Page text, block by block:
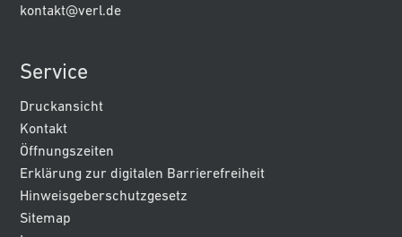
kontakt@verl.de
Service
Druckansicht
Kontakt
Öffnungszeiten
Erklärung zur digitalen Barrierefreiheit
Hinweisgeberschutzgesetz
Sitemap